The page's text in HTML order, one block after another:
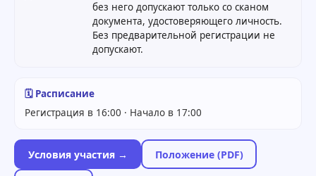
без него допускают только со сканом
документа, удостоверяющего личность.
Без предварительной регистрации не
допускают.
🗓 Расписание
Регистрация в 16:00 · Начало в 17:00
Условия участия → Положение (PDF)